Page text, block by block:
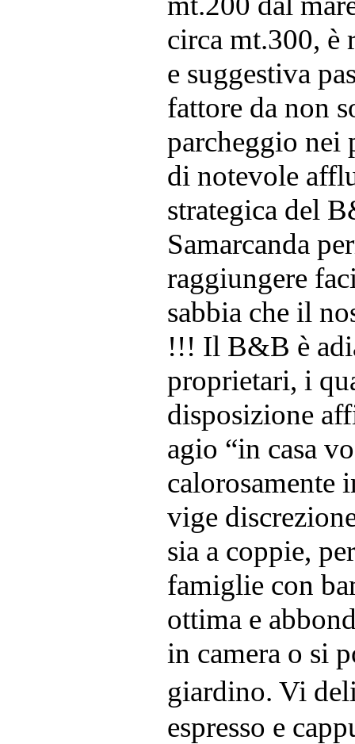
circa mt.300, è
e suggestiva
fattore da non
parcheggio nei
di notevole
strategica del
Samarcanda
raggiungere
sabbia che il
!!! Il B&B è
proprietari, i
disposizione
agio “in casa
calorosamente
vige
sia a coppie,
famiglie con
ottima e
in camera o si
giardino. Vi
espresso e